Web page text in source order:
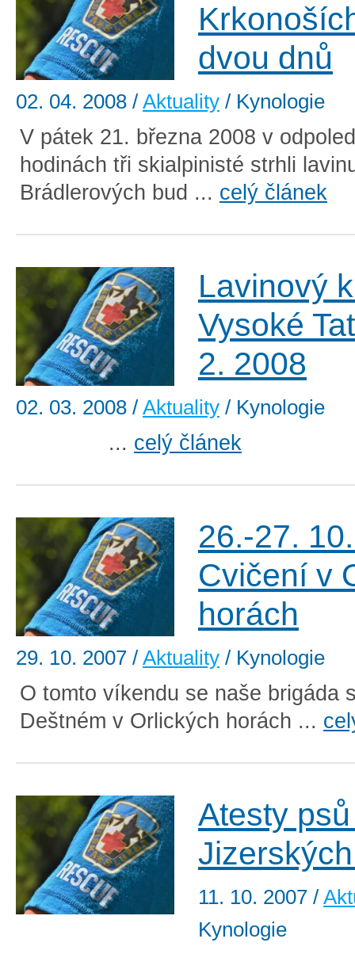
dvou dnů
02. 04. 2008 / Aktuality / Kynologie
V pátek 21. března 2008 v
hodinách tři skialpinisté strhli
Brádlerových bud ... celý článek
Lavinový
Vysoké
2. 2008
02. 03. 2008 / Aktuality / Kynologie
... celý článek
26.-27.
Cvičení v
horách
29. 10. 2007 / Aktuality / Kynologie
O tomto víkendu se naše brigáda
Deštném v Orlických horách ...
Atesty
11. 10. 2007 /
Kynologie